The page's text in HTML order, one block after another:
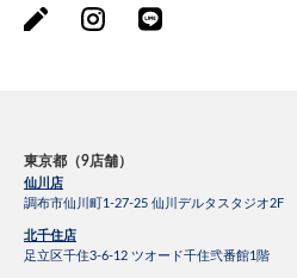
東京都（9店舗）
仙川店
調布市仙川町1-27-25 仙川デルタスタジオ2F
北千住店
足立区千住3-6-12 ツオード千住弐番館1階